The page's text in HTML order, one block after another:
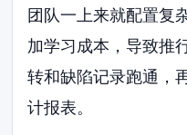
团队一上来就配置复
加学习成本，导致推
转和缺陷记录跑通，
计报表。